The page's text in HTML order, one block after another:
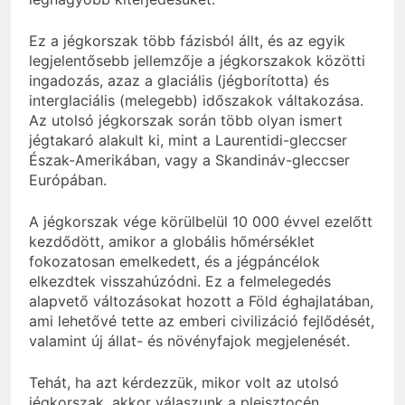
Ez a jégkorszak több fázisból állt, és az egyik
legjelentősebb jellemzője a jégkorszakok közötti
ingadozás, azaz a glaciális (jégborította) és
interglaciális (melegebb) időszakok váltakozása.
Az utolsó jégkorszak során több olyan ismert
jégtakaró alakult ki, mint a Laurentidi-gleccser
Észak-Amerikában, vagy a Skandináv-gleccser
Európában.
A jégkorszak vége körülbelül 10 000 évvel ezelőtt
kezdődött, amikor a globális hőmérséklet
fokozatosan emelkedett, és a jégpáncélok
elkezdtek visszahúzódni. Ez a felmelegedés
alapvető változásokat hozott a Föld éghajlatában,
ami lehetővé tette az emberi civilizáció fejlődését,
valamint új állat- és növényfajok megjelenését.
Tehát, ha azt kérdezzük, mikor volt az utolsó